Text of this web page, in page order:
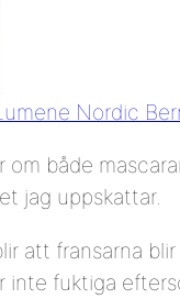
Nordic
om både
jag uppskattar.
att fransarna
inte fuktiga